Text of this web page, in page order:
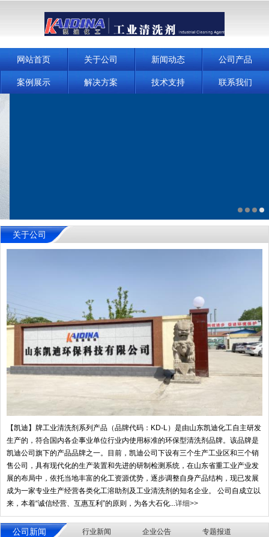
网站首页 关于公司 新闻动态 公司产品
案例展示 解决方案 技术支持 联系我们
关于公司
【凯迪】牌工业清洗剂系列产品（品牌代码：KD-L）是由山东凯迪化工自主研发
生产的，符合国内各企事业单位行业内使用标准的环保型清洗剂品牌。该品牌是
凯迪公司旗下的产品品牌之一。目前，凯迪公司下设有三个生产工业区和三个销
售公司，具有现代化的生产装置和先进的研制检测系统，在山东省重工业产业发
展的布局中，依托当地丰富的化工资源优势，逐步调整自身产品结构，现已发展
成为一家专业生产经营各类化工溶助剂及工业清洗剂的知名企业。 公司自成立以
来，本着“诚信经营、互惠互利”的原则，为各大石化... 详细>>
公司新闻 行业新闻 企业公告 专题报道